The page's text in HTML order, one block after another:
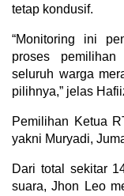
tetap kondusif.
“Monitoring ini
proses
seluruh warga
pilihnya,” jelas
Pemilihan Ketua
yakni Muryadi,
Dari total sekitar
suara, Jhon Leo